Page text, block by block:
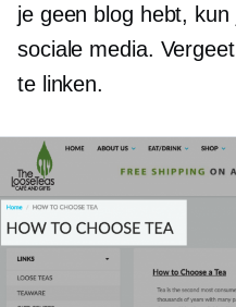
je geen blog hebt,
sociale media.
te linken.